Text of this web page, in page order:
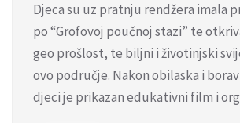
Djeca su uz pratnju rendžera imala
po “Grofovoj poučnoj stazi” te
geo prošlost, te biljni i životinjski
ovo područje. Nakon obilaska i
djeci je prikazan edukativni film i